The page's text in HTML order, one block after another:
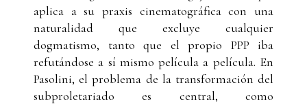
aplica a su praxis cinematográfica con una
naturalidad que excluye cualquier
dogmatismo, tanto que el propio PPP iba
refutándose a sí mismo película a película. En
Pasolini, el problema de la transformación del
subproletariado es central, como